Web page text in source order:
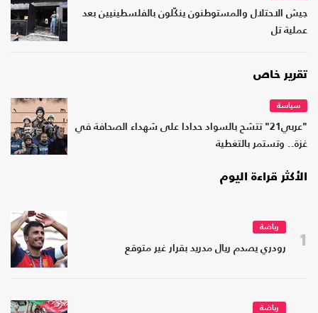
جيش الاحتلال والمستوطنون ينكّلون بالفلسطينيين بعد
عملية تل
تقرير خاص
سياسة
"عربي21" تتشح بالسواد حدادا على شهداء الصحافة في
غزة.. وتستمر بالتغطية
الأكثر قراءة اليوم
1
رياضة
رودري يصدم ريال مدريد بقرار غير متوقع
رياضة